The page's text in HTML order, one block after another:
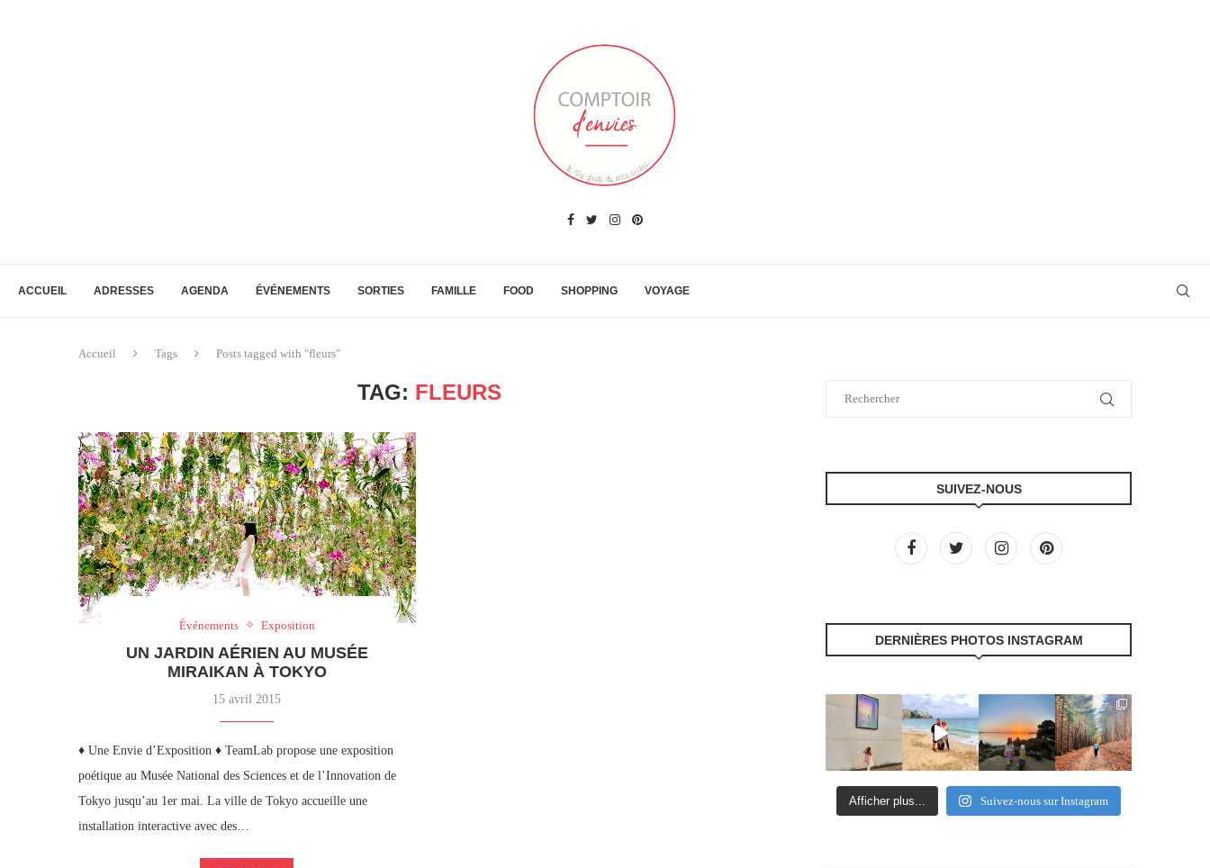
ACCUEIL ADRESSES AGENDA ÉVÉNEMENTS SORTIES FAMILLE FOOD SHOPPING VOYAGE
Accueil Tags Posts tagged with "fleurs"
TAG: FLEURS
Événements Exposition
UN JARDIN AÉRIEN AU MUSÉE
MIRAIKAN À TOKYO
15 avril 2015
♦ Une Envie d’Exposition ♦ TeamLab propose une exposition
poétique au Musée National des Sciences et de l’Innovation de
Tokyo jusqu’au 1er mai. La ville de Tokyo accueille une
installation interactive avec des…
SUIVEZ-NOUS
DERNIÈRES PHOTOS INSTAGRAM
Afficher plus... Suivez-nous sur Instagram